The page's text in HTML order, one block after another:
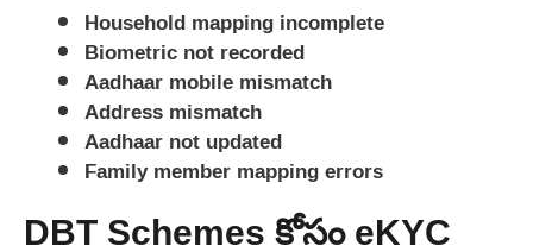
Household mapping incomplete
Biometric not recorded
Aadhaar mobile mismatch
Address mismatch
Aadhaar not updated
Family member mapping errors
DBT Schemes కోసం eKYC